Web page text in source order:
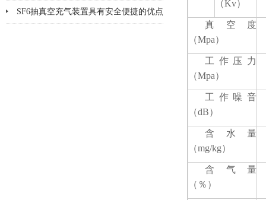
SF6抽真空充气装置具有安全便捷的优点
（Kv）
真空度
（Mpa）
工作压力
（Mpa）
工作噪音
（dB）
含水量
（mg/kg）
含气量
（％）